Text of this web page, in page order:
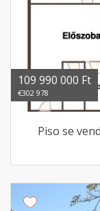
109 990 000 Ft
€302 978
Piso se